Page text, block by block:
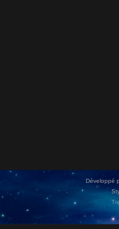
Développé